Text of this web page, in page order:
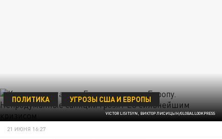
VICTOR LISITSYN, ВИКТОР ЛИСИЦЫН/GLOBALLOOKPRESS
ПОЛИТИКА УГРОЗЫ США И ЕВРОПЫ
21 ИЮНЯ 16:27